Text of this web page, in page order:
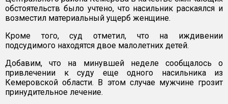
обстоятельств было учтено, что насильник раскаялся и
возместил материальный ущерб женщине.
Кроме того, суд отметил, что на иждивении
подсудимого находятся двое малолетних детей.
Добавим, что на минувшей неделе сообщалось о
привлечении к суду еще одного насильника из
Кемеровской области. В этом случае мужчине грозит
принудительное лечение.